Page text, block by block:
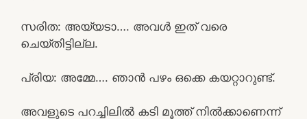
സരിത: അയ്യടാ…. അവൾ ഇത് വരെ
ചെയ്തിട്ടില്ല.
പ്രിയ: അമ്മേ…. ഞാൻ പഴം ഒക്കെ കയറ്റാറുണ്ട്.
അവളുടെ പറച്ചിലിൽ കടി മൂത്ത് നിൽക്കാണെന്ന്